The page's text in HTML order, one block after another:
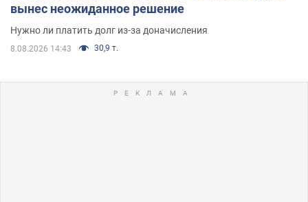
вынес неожиданное решение
Нужно ли платить долг из-за доначисления
8.08.2026 14:43 30,9 т.